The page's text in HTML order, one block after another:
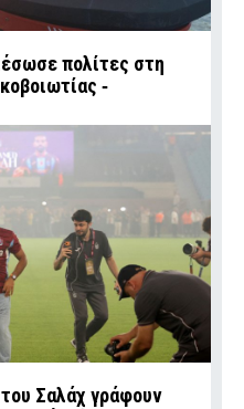
πολίτες στη
‑
Σαλάχ γράφουν